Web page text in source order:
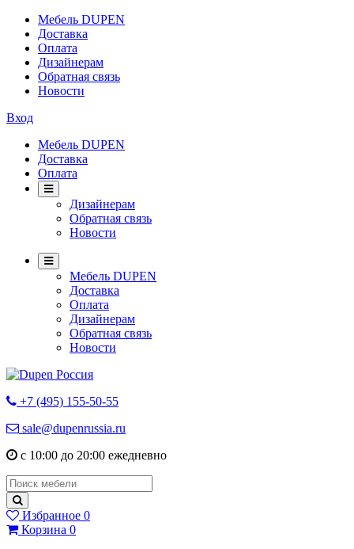
Мебель DUPEN
Доставка
Оплата
Дизайнерам
Обратная связь
Новости
Вход
Мебель DUPEN
Доставка
Оплата
Дизайнерам
Обратная связь
Новости
Мебель DUPEN
Доставка
Оплата
Дизайнерам
Обратная связь
Новости
+7 (495) 155-50-55
sale@dupenrussia.ru
с 10:00 до 20:00 ежедневно
Избранное 0
Корзина 0